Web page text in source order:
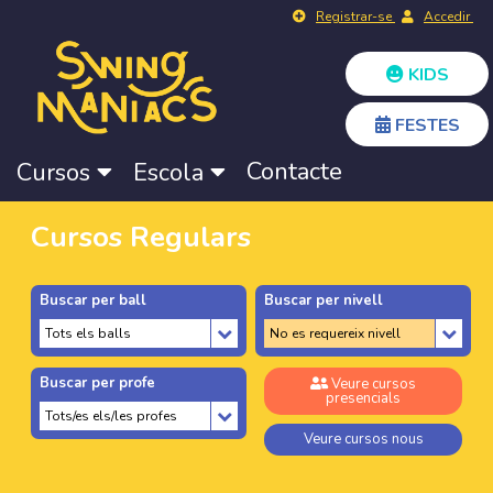
Registrar-se Accedir
KIDS
FESTES
Cursos Escola Contacte
Cursos Regulars
Buscar per ball Buscar per nivell
Buscar per profe Veure cursos
presencials
Veure cursos nous